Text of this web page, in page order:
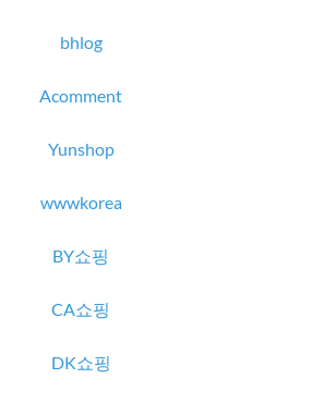
bhlog
Acomment
Yunshop
wwwkorea
BY쇼핑
CA쇼핑
DK쇼핑